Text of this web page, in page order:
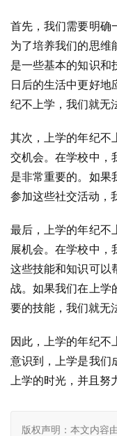
首先，我们需要明确
为了培养我们的思维
是一些基本的知识和
日后的生活中更好地
纪不上学，我们就无
其次，上学的年纪不
交机会。在学校中，
是非常重要的。如果
参加这些社交活动，
最后，上学的年纪不
展机会。在学校中，
这些技能和知识可以
战。如果我们在上学
要的技能，我们就无
因此，上学的年纪不
意识到，上学是我们
上学的时光，并且努
版权声明：本文内容